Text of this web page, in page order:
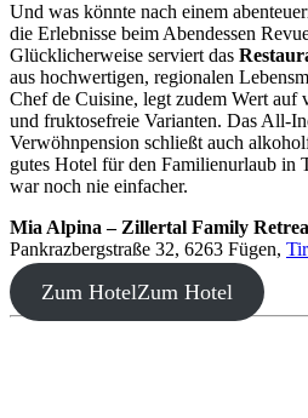
Und was könnte nach einem
die Erlebnisse beim Abendessen
Glücklicherweise serviert das
aus hochwertigen, regionalen
Chef de Cuisine, legt zudem Wert auf
und fruktosefreie Varianten. Das All-
Verwöhnpension schließt auch
gutes Hotel für den Familienurlaub in
war noch nie einfacher.
Mia Alpina – Zillertal Family
Pankrazbergstraße 32, 6263 Fügen,
Zum HotelZum Hotel